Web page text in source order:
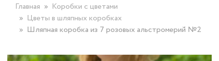
Главная
Коробки с цветами
Цветы в шляпных коробках
Шляпная коробка из 7 розовых альстромерий №2